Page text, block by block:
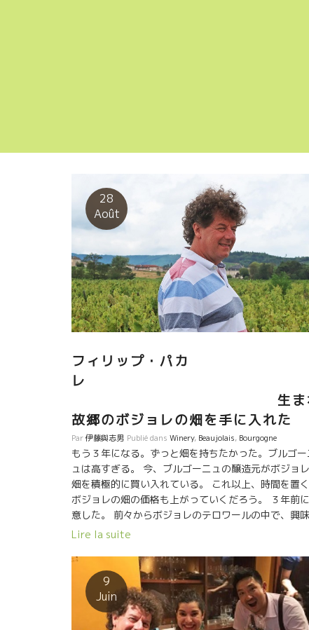
28
Août
フィリップ・パカ
生ま
故郷のボジョレの畑を手に入れた
Par伊藤與志男 Publié dans Winery, Beaujolais, Bourgogne
もう３年になる。ずっと畑を持ちたかった。ブルゴー
ュは高すぎる。 今、ブルゴーニュの醸造元がボジョ
畑を積極的に買い入れている。 これ以上、時間を置
ボジョレの畑の価格も上がっていくだろう。 ３年前
意した。 前々からボジョレのテロワールの中で、興
あったのはMoulin à Ventムーラン・ナ・ヴォンだっ
白っぽい花崗岩が風化して砂状になっている。その
多くの石英石が混ざっている土壌。 パカレのムーラ
ナ・ヴォンは特別だ。 ブルゴーニュのテロワールを
に渡って追究してきたパカレが、ブルゴーニュのグラ
ン・テロワールと同じ手法をもって醸すムーラン・
Lire la suite
9
Juin